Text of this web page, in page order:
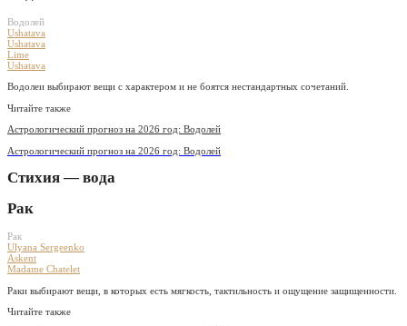
Водолей
Ushatava
Ushatava
Lime
Ushatava
Водолеи выбирают вещи с характером и не боятся нестандартных сочетаний.
Читайте также
Астрологический прогноз на 2026 год: Водолей
Астрологический прогноз на 2026 год: Водолей
Стихия — вода
Рак
Рак
Ulyana Sergeenko
Askent
Madame Chatelet
Раки выбирают вещи, в которых есть мягкость, тактильность и ощущение защищенности.
Читайте также